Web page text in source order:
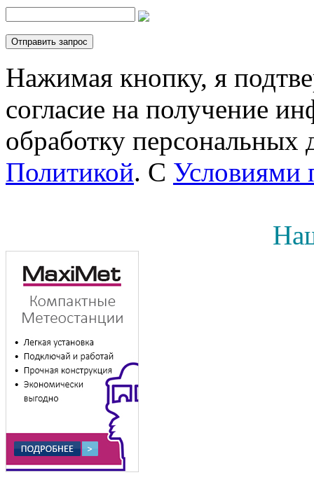
Нажимая кнопку, я
согласие на получение
обработку персональных
Политикой. С Условиями